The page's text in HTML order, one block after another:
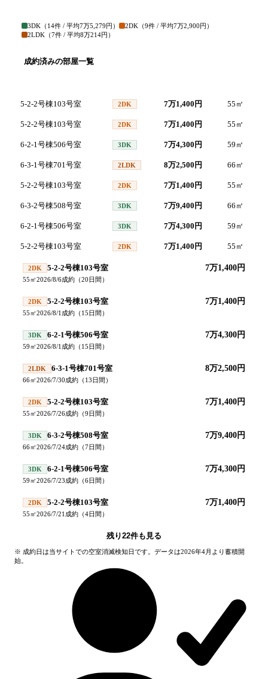
3DK （14件 / 平均7万5,279円） 2DK （9件 / 平均7万2,900円）
2LDK （7件 / 平均8万214円）
成約済みの部屋一覧
5-2-2号棟103号室 2DK 7万1,400円 55 ㎡
5-2-2号棟103号室 2DK 7万1,400円 55 ㎡
6-2-1号棟506号室 3DK 7万4,300円 59 ㎡
6-3-1号棟701号室 2LDK 8万2,500円 66 ㎡
5-2-2号棟103号室 2DK 7万1,400円 55 ㎡
6-3-2号棟508号室 3DK 7万9,400円 66 ㎡
6-2-1号棟506号室 3DK 7万4,300円 59 ㎡
5-2-2号棟103号室 2DK 7万1,400円 55 ㎡
2DK 5-2-2号棟103号室 7万1,400円
55㎡2026/8/6成約 （20日間）
2DK 5-2-2号棟103号室 7万1,400円
55㎡2026/8/1 成約 （15日間）
3DK 6-2-1号棟506号室 7万4,300円
59㎡2026/8/1 成約 （15日間）
2LDK 6-3-1号棟701号室 8万2,500円
66㎡2026/7/30成約 （13日間）
2DK 5-2-2号棟103号室 7万1,400円
55㎡2026/7/26成約 （9日間）
3DK 6-3-2号棟508号室 7万9,400円
66㎡2026/7/24成約 （7日間）
3DK 6-2-1号棟506号室 7万4,300円
59㎡2026/7/23成約 （6日間）
2DK 5-2-2号棟103号室 7万1,400円
55㎡2026/7/21 成約 （4日間）
残り22件も見る
※ 成約日は当サイトでの空室消滅検知日です。データは2026年4月より蓄積開
始。